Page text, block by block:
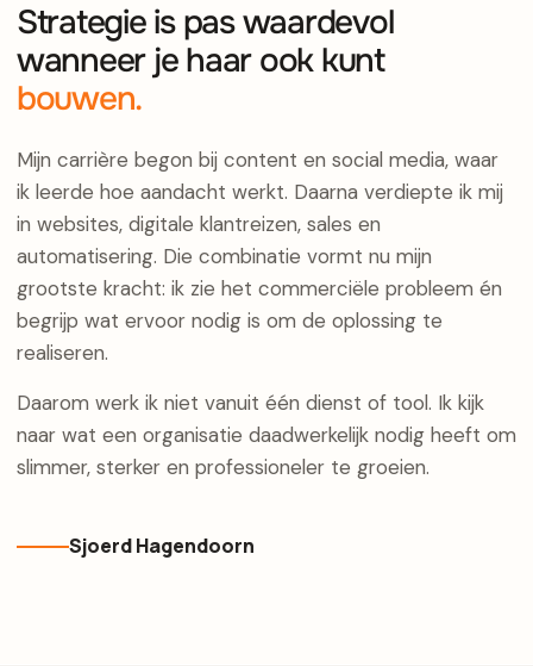
Strategie is pas waardevol
wanneer je haar ook kunt
bouwen.
Mijn carrière begon bij content en social media, waar
ik leerde hoe aandacht werkt. Daarna verdiepte ik mij
in websites, digitale klantreizen, sales en
automatisering. Die combinatie vormt nu mijn
grootste kracht: ik zie het commerciële probleem én
begrijp wat ervoor nodig is om de oplossing te
realiseren.
Daarom werk ik niet vanuit één dienst of tool. Ik kijk
naar wat een organisatie daadwerkelijk nodig heeft om
slimmer, sterker en professioneler te groeien.
Sjoerd Hagendoorn